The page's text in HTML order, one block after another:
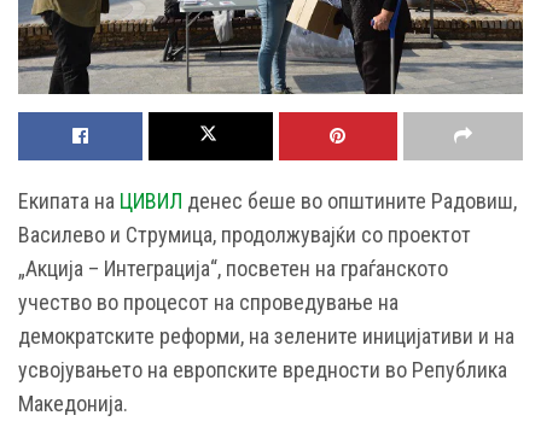
Екипата на ЦИВИЛ денес беше во општините Радовиш,
Василево и Струмица, продолжувајќи со проектот
„Акција – Интеграција“, посветен на граѓанското
учество во процесот на спроведување на
демократските реформи, на зелените иницијативи и на
усвојувањето на европските вредности во Република
Македонија.